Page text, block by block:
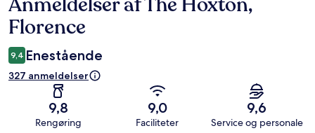
Florence
9,4 Enestående
327 anmeldelser
9,8
Rengøring
9,0
Faciliteter
9,6
Service og personale